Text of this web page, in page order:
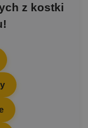
z kostki